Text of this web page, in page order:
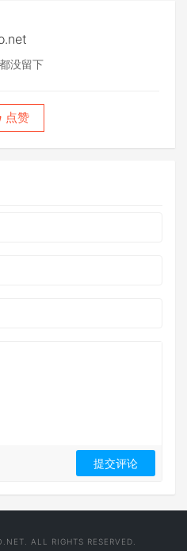
没留下
点赞
ALL RIGHTS RESERVED.